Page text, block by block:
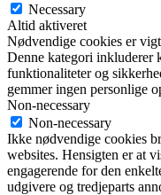
Necessary
Altid aktiveret
Nødvendige cookies er
Denne kategori inkluderer
funktionaliteter og
gemmer ingen personlige
Non-necessary
Non-necessary
Ikke nødvendige cookies
websites. Hensigten er at
engagerende for den
udgivere og tredjeparts